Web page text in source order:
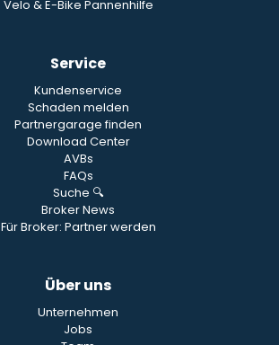
Velo & E-Bike Pannenhilfe
Service
Kundenservice
Schaden melden
Partnergarage finden
Download Center
AVBs
FAQs
Suche 🔍
Broker News
Für Broker: Partner werden
Über uns
Unternehmen
Jobs